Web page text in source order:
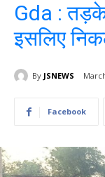
Gda : तड़के
इसलिए
By JSNEWS
Facebook